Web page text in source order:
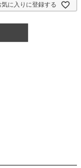
気に入りに登録する